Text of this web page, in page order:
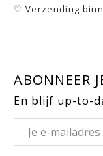
♡ Verzending
ABONNEER
En blijf up-to-